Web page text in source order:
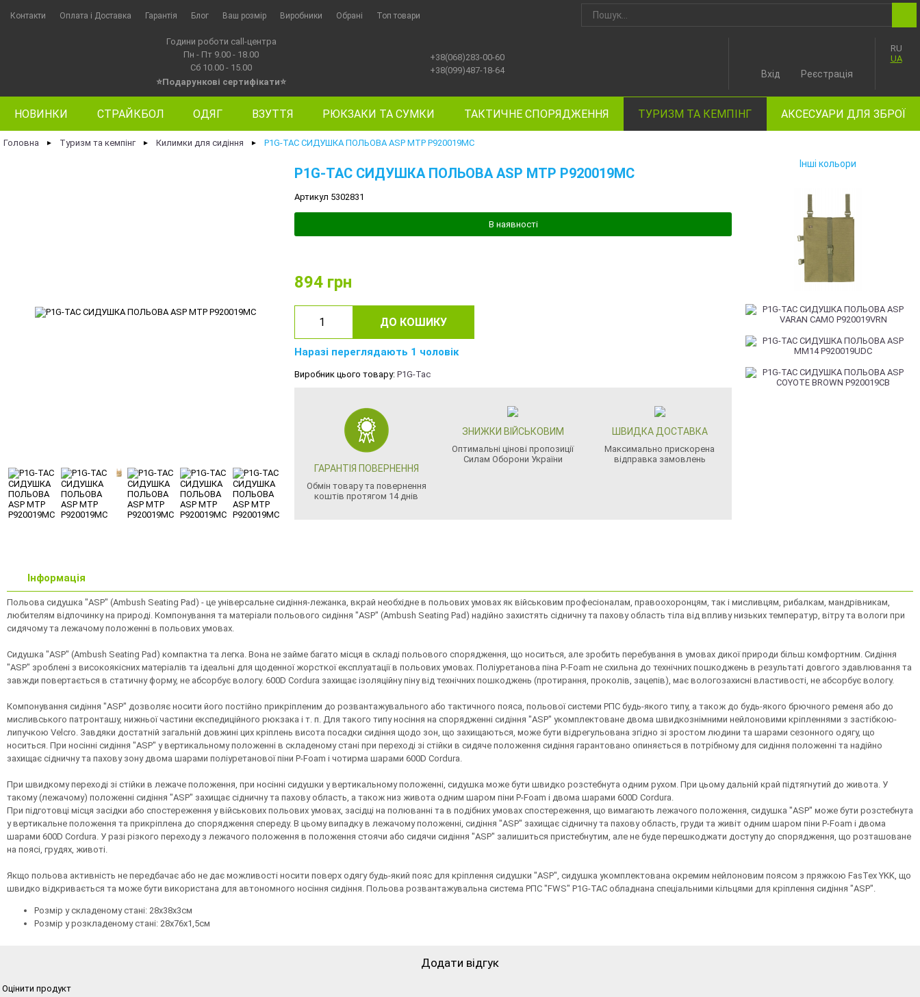
Контакти Оплата i Доставка Гарантія Блог Ваш розмір Виробники Обрані Топ товари
Години роботи call-центра
Пн - Пт 9.00 - 18.00
Сб 10.00 - 15.00
⭐Подарункові сертифікати⭐
+38(068)283-00-60
+38(099)487-18-64
RU
UA
Вхід Реєстрація
НОВИНКИ СТРАЙКБОЛ ОДЯГ ВЗУТТЯ РЮКЗАКИ ТА СУМКИ ТАКТИЧНЕ СПОРЯДЖЕННЯ ТУРИЗМ ТА КЕМПІНГ АКСЕСУАРИ ДЛЯ ЗБРОЇ
Головна ► Туризм та кемпінг ► Килимки для сидіння ► P1G-TAC СИДУШКА ПОЛЬОВА ASP MTP P920019MC
P1G-TAC СИДУШКА ПОЛЬОВА ASP MTP P920019MC
Артикул 5302831
В наявності
894 грн
ДО КОШИКУ
Наразі переглядають 1 чоловік
Виробник цього товару: P1G-Tac
ГАРАНТІЯ ПОВЕРНЕННЯ
Обмін товару та повернення
коштів протягом 14 днів
ЗНИЖКИ ВІЙСЬКОВИМ
Оптимальні цінові пропозиції
Силам Оборони України
ШВИДКА ДОСТАВКА
Максимально прискорена
відправка замовлень
Інші кольори
Інформація
Польова сидушка "ASP" (Ambush Seating Pad) - це універсальне сидіння-лежанка, вкрай необхідне в польових умовах як військовим професіоналам, правоохоронцям, так і мисливцям, рибалкам, мандрівникам,
любителям відпочинку на природі. Компонування та матеріали польового сидіння "ASP" (Ambush Seating Pad) надійно захистять сідничну та пахову область тіла від впливу низьких температур, вітру та вологи при
сидячому та лежачому положенні в польових умовах.
Сидушка "ASP" (Ambush Seating Pad) компактна та легка. Вона не займе багато місця в складі польового спорядження, що носиться, але зробить перебування в умовах дикої природи більш комфортним. Сидіння
"ASP" зроблені з високоякісних матеріалів та ідеальні для щоденної жорсткої експлуатації в польових умовах. Поліуретанова піна P-Foam не схильна до технічних пошкоджень в результаті довгого здавлювання та
завжди повертається в статичну форму, не абсорбує вологу. 600D Cordura захищає ізоляційну піну від технічних пошкоджень (протирання, проколів, зацепів), має вологозахисні властивості, не абсорбує вологу.
Компонування сидіння "ASP" дозволяє носити його постійно прикріпленим до розвантажувального або тактичного пояса, польової системи РПС будь-якого типу, а також до будь-якого брючного ременя або до
мисливського патронташу, нижньої частини експедиційного рюкзака і т. п. Для такого типу носіння на спорядженні сидіння "ASP" укомплектоване двома швидкознімними нейлоновими кріпленнями з застібкою-
липучкою Velcro. Завдяки достатній загальній довжині цих кріплень висота посадки сидіння щодо зон, що захищаються, може бути відрегульована згідно зі зростом людини та шарами сезонного одягу, що
носиться. При носінні сидіння "ASP" у вертикальному положенні в складеному стані при переході зі стійки в сидяче положення сидіння гарантовано опиняється в потрібному для сидіння положенні та надійно
захищає сідничну та пахову зону двома шарами поліуретанової піни P-Foam і чотирма шарами 600D Cordura.
При швидкому переході зі стійки в лежаче положення, при носінні сидушки у вертикальному положенні, сидушка може бути швидко розстебнута одним рухом. При цьому дальній край підтягнутий до живота. У
такому (лежачому) положенні сидіння "ASP" захищає сідничну та пахову область, а також низ живота одним шаром піни P-Foam і двома шарами 600D Cordura.
При підготовці місця засідки або спостереження у військових польових умовах, засідці на полюванні та в подібних умовах спостереження, що вимагають лежачого положення, сидушка "ASP" може бути розстебнута
у вертикальне положення та прикріплена до спорядження спереду. В цьому випадку в лежачому положенні, сидіння "ASP" захищає сідничну та пахову область, груди та живіт одним шаром піни P-Foam і двома
шарами 600D Cordura. У разі різкого переходу з лежачого положення в положення стоячи або сидячи сидіння "ASP" залишиться пристебнутим, але не буде перешкоджати доступу до спорядження, що розташоване
на поясі, грудях, животі.
Якщо польова активність не передбачає або не дає можливості носити поверх одягу будь-який пояс для кріплення сидушки "ASP", сидушка укомплектована окремим нейлоновим поясом з пряжкою FasTex YKK, що
швидко відкривається та може бути використана для автономного носіння сидіння. Польова розвантажувальна система РПС "FWS" P1G-TAC обладнана спеціальними кільцями для кріплення сидіння "ASP".
Розмір у складеному стані: 28х38х3см
Розмір у розкладеному стані: 28х76х1,5см
Додати відгук
Оцінити продукт